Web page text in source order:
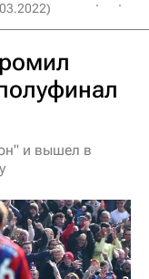
и вышел в